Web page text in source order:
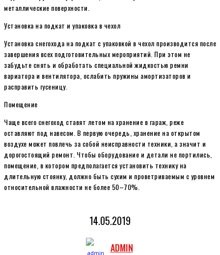
металлические поверхности.
Установка на подкат и упаковка в чехол
Установка снегохода на подкат с упаковкой в чехол производится после
завершения всех подготовительных мероприятий. При этом не
забудьте снять и обработать специальной жидкостью ремни
вариатора и вентилятора, ослабить пружины амортизаторов и
расправить гусеницу.
Помещение
Чаще всего снегоход ставят летом на хранение в гараж, реже
оставляют под навесом. В первую очередь, хранение на открытом
воздухе может повлечь за собой неисправности техники, а значит и
дорогостоящий ремонт. Чтобы оборудование и детали не портились,
помещение, в котором предполагается установить технику на
длительную стоянку, должно быть сухим и проветриваемым с уровнем
относительной влажности не более 50–70%.
14.05.2019
ADMIN